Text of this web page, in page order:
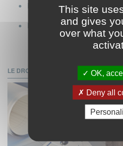
Donation
Les testaments
LE DROIT IMMOBILIER
This site
and gives
over what
OK,
Deny all